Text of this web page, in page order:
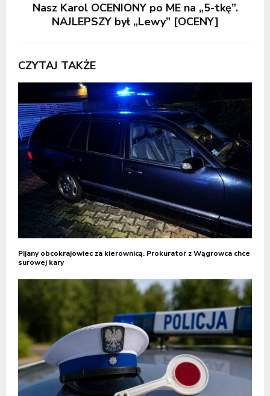
Nasz Karol OCENIONY po ME na „5-tkę”.
NAJLEPSZY był „Lewy” [OCENY]
CZYTAJ TAKŻE
Pijany obcokrajowiec za kierownicą. Prokurator z Wągrowca chce
surowej kary